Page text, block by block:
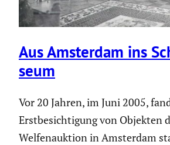
Aus Amsterdam ins
seum
Vor 20 Jahren, im Juni 2005,
Erstbesichtigung von Objekten
Welfenauktion in Amsterdam